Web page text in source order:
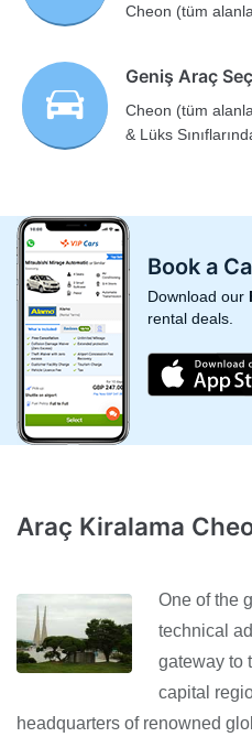
Cheon (tüm
Geniş Araç
Cheon (tüm
& Lüks
Book a
Download our
rental deals.
Araç Kiralama
One of the
technical
gateway to
capital
headquarters of renowned